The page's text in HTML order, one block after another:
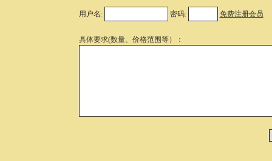
用户名: 密码: 免费注册会员
具体要求(数量、价格范围等）：